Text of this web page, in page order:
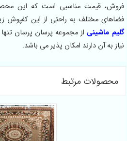
فروش، قیمت مناسبی است که این
فضاهای مختلف به راحتی از این کفپوش
گلیم ماشینی از مجموعه پرسان پرسان
نیاز به آن دارند امکان پذیر می باشد.
محصولات مرتبط